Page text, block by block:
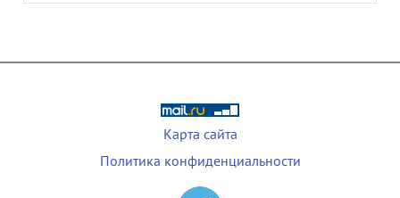
Карта сайта
Политика конфиденциальности